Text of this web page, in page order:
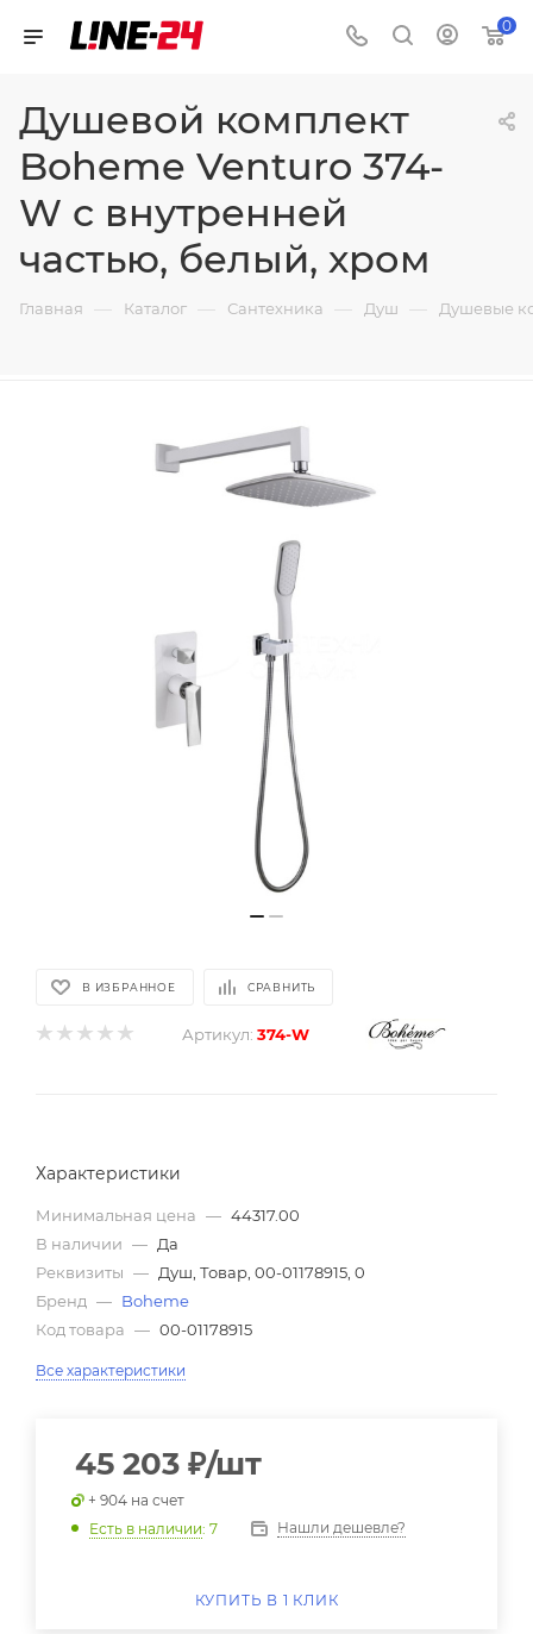
0
Душевой комплект
Boheme Venturo 374-
W с внутренней
частью, белый, хром
Главная — Каталог — Сантехника — Душ — Душевые
В ИЗБРАННОЕ СРАВНИТЬ
Артикул: 374-W
Характеристики
Минимальная цена — 44317.00
В наличии — Да
Реквизиты — Душ, Товар, 00-01178915, 0
Бренд — Boheme
Код товара — 00-01178915
Все характеристики
45 203 ₽/шт
+ 904 на счет
Есть в наличии: 7 Нашли дешевле?
КУПИТЬ В 1 КЛИК